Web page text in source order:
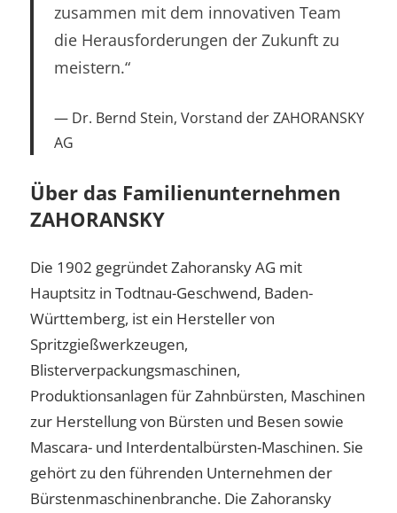
zusammen mit dem innovativen Team
die Herausforderungen der Zukunft zu
meistern.“
Dr. Bernd Stein, Vorstand der ZAHORANSKY
AG
Über das Familienunternehmen
ZAHORANSKY
Die 1902 gegründet Zahoransky AG mit
Hauptsitz in Todtnau-Geschwend, Baden-
Württemberg, ist ein Hersteller von
Spritzgießwerkzeugen,
Blisterverpackungsmaschinen,
Produktionsanlagen für Zahnbürsten, Maschinen
zur Herstellung von Bürsten und Besen sowie
Mascara- und Interdentalbürsten-Maschinen. Sie
gehört zu den führenden Unternehmen der
Bürstenmaschinenbranche. Die Zahoransky